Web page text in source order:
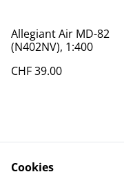
Allegiant Air MD-82
(N402NV), 1:400
CHF 39.00
Cookies